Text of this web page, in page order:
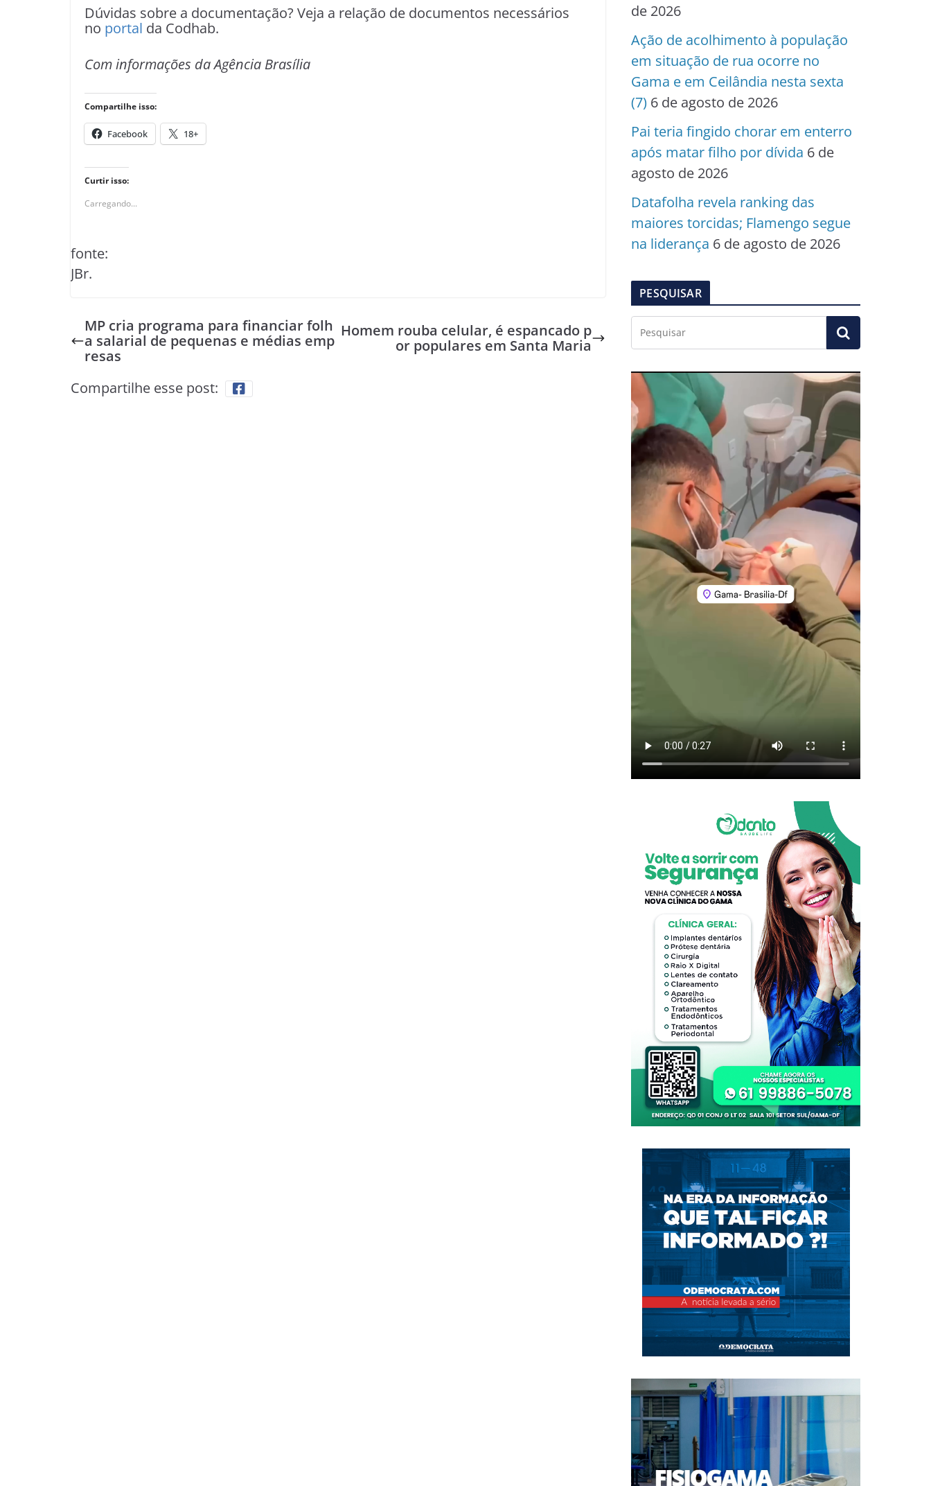
Dúvidas sobre a documentação? Veja a relação de documentos necessários
no portal da Codhab.
Com informações da Agência Brasília
Compartilhe isso:
Facebook 18+
Curtir isso:
Carregando...
fonte:
JBr.
MP cria programa para financiar folh
a salarial de pequenas e médias emp
resas
Homem rouba celular, é espancado p
or populares em Santa Maria
Compartilhe esse post:
de 2026
Ação de acolhimento à população
em situação de rua ocorre no
Gama e em Ceilândia nesta sexta
(7) 6 de agosto de 2026
Pai teria fingido chorar em enterro
após matar filho por dívida 6 de
agosto de 2026
Datafolha revela ranking das
maiores torcidas; Flamengo segue
na liderança 6 de agosto de 2026
PESQUISAR